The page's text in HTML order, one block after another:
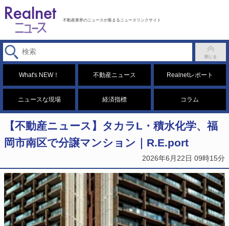
不動産業界のニュースが集まるニュースリンクサイト
What's NEW！ 不動産ニュース Realnetレポート
ニュースな現場 経済指標 コラム
【不動産ニュース】タカラL・積水化学、福
岡市南区で分譲マンション｜R.E.port
2026年6月22日 09時15分